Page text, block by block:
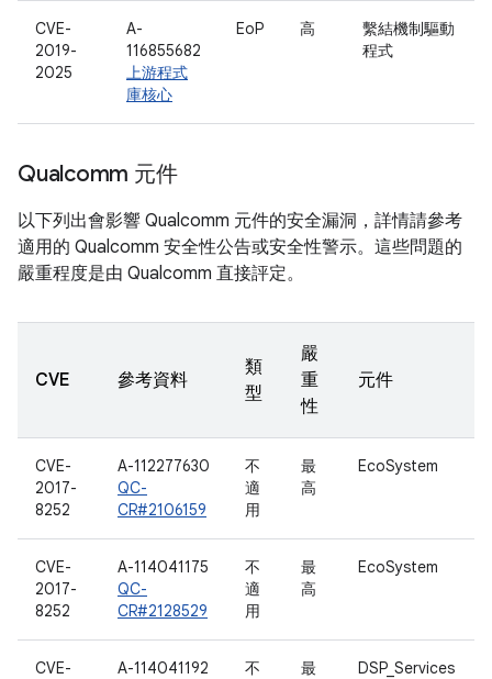
CVE-
2019-
2025
A-
116855682
上游程式
庫核心
EoP 高
繫結機制驅動
程式
Qualcomm 元件
以下列出會影響 Qualcomm 元件的安全漏洞，詳情請參考
適用的 Qualcomm 安全性公告或安全性警示。這些問題的
嚴重程度是由 Qualcomm 直接評定。
CVE 參考資料
類
型
嚴
重
性
元件
CVE-
2017-
8252
A-112277630
QC-
CR#2106159
不
適
用
最
高
EcoSystem
CVE-
2017-
8252
A-114041175
QC-
CR#2128529
不
適
用
最
高
EcoSystem
CVE-
A-114041192
不
最
DSP_Services